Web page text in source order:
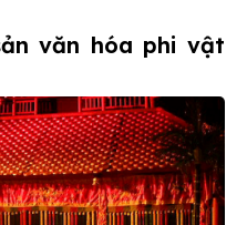
văn hóa phi vật